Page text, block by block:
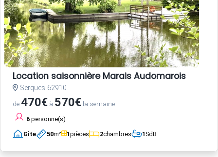
Location saisonnière Marais Audomarois
Serques 62910
de470€ à 570€ la semaine
6 personne(s)
Gîte 50m² 1pièces 2chambres 1SdB